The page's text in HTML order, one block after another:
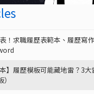
！求職履歷表範本、履歷寫
】履歷模板可能藏地雷？3